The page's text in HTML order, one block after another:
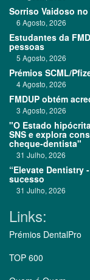
Sorriso Vaidoso no
6 Agosto, 2026
Estudantes da
pessoas
5 Agosto, 2026
Prémios SCML/
4 Agosto, 2026
FMDUP obtém
3 Agosto, 2026
"O Estado
SNS e explora
cheque-dentista"
31 Julho, 2026
“Elevate Dentistry
sucesso
31 Julho, 2026
Links:
Prémios DentalPro
TOP 600